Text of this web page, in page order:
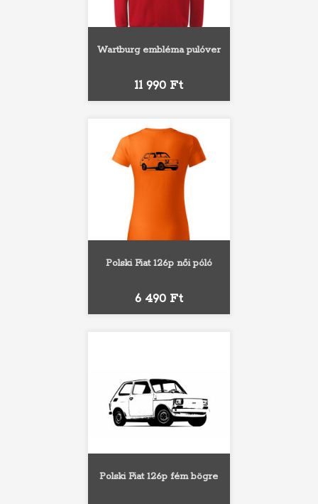
Wartburg embléma pulóver
Ár
11 990 Ft
Polski Fiat 126p női póló
Ár
6 490 Ft
Polski Fiat 126p fém bögre